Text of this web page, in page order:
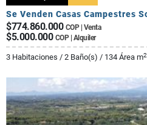
$774.860.000 COP | Venta
$5.000.000 COP | Alquiler
3 Habitaciones / 2 Baño(s) / 134 Área m2